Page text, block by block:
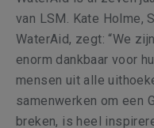
van LSM. Kate Holme,
WaterAid, zegt: “We
enorm dankbaar voor
mensen uit alle
samenwerken om een
breken, is heel